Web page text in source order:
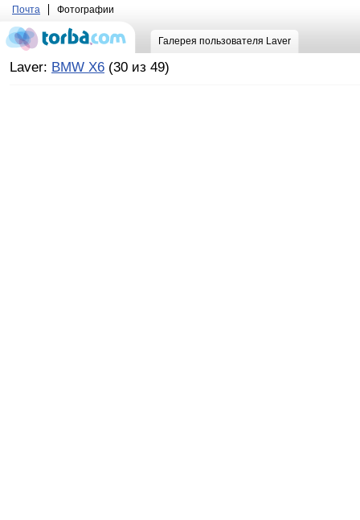
Почта Фотографии
Галерея пользователя Laver
Laver: BMW X6 (30 из 49)